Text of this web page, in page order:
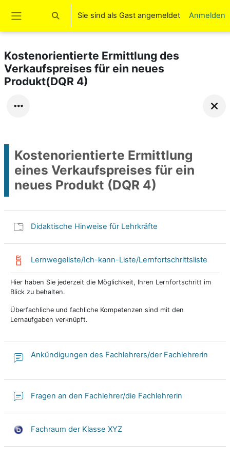
Website-Übersicht
Sucheingabe umschalten
Sie sind als Gast angemeldet Anmelden
Kostenorientierte Ermittlung des
Verkaufspreises für ein neues
Produkt(DQR 4)
Kostenorientierte Ermittlung
eines Verkaufspreises für ein
neues Produkt (DQR 4)
Didaktische Hinweise für Lehrkräfte
Lernwegeliste/Ich-kann-Liste/Lernfortschrittsliste
Hier haben Sie jederzeit die Möglichkeit, Ihren Lernfortschritt im
Blick zu behalten.
Überfachliche und fachliche Kompetenzen sind mit den
Lernaufgaben verknüpft.
Ankündigungen des Fachlehrers/der Fachlehrerin
Fragen an den Fachlehrer/die Fachlehrerin
Fachraum der Klasse XYZ